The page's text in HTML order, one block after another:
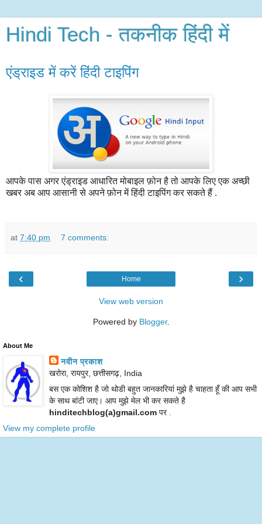
Hindi Tech - तकनीक हिंदी में
एंड्राइड में करें हिंदी टाइपिंग
आपके पास अगर एंड्राइड आधारित मोबाइल फ़ोन है तो आपके लिए एक अच्छी
खबर अब आप आसानी से अपने फ़ोन में हिंदी टाइपिंग कर सकते हैं .
at 7:40 pm 7 comments:
‹ ›
Home
View web version
Powered by Blogger.
About Me
नवीन प्रकाश
खरोरा, रायपुर, छत्तीसगढ़, India
बस एक कोशिश है जो थोडी बहुत जानकारियां मुझे है चाहता हूँ की आप सभी
के साथ बांटी जाए। आप मुझे मेल भी कर सकते है
hinditechblog(a)gmail.comपर .
View my complete profile